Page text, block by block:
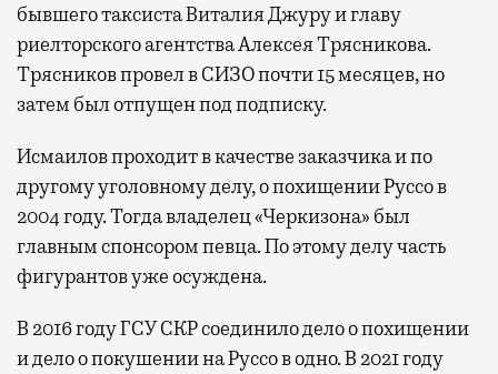
бывшего таксиста Виталия Джуру и главу
риелторского агентства Алексея Трясникова.
Трясников провел в СИЗО почти 15 месяцев, но
затем был отпущен под подписку.
Исмаилов проходит в качестве заказчика и по
другому уголовному делу, о похищении Руссо в
2004 году. Тогда владелец «Черкизона» был
главным спонсором певца. По этому делу часть
фигурантов уже осуждена.
В 2016 году ГСУ СКР соединило дело о похищении
и дело о покушении на Руссо в одно. В 2021 году